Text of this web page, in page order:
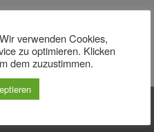
verwenden Cookies,
zu optimieren. Klicken
dem zuzustimmen.